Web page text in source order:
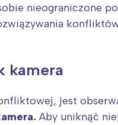
nieograniczone
kamera
jest
Aby uniknąć